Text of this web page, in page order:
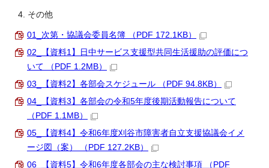
その他
01_次第・協議会委員名簿 （PDF 172.1KB）
02_【資料1】日中サービス支援型共同生活援助の評価につ
いて （PDF 1.2MB）
03_【資料2】各部会スケジュール （PDF 94.8KB）
04_【資料3】各部会の令和5年度後期活動報告について
（PDF 1.1MB）
05_【資料4】令和6年度刈谷市障害者自立支援協議会イメ
ージ図（案） （PDF 127.2KB）
06_【資料5】令和6年度各部会の主な検討事項 （PDF